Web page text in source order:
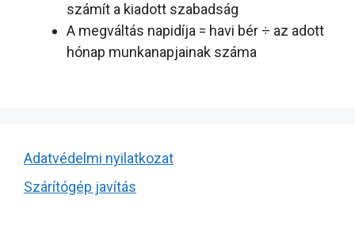
számít a kiadott szabadság
A megváltás napidíja = havi bér ÷ az adott
hónap munkanapjainak száma
Adatvédelmi nyilatkozat
Szárítógép javítás